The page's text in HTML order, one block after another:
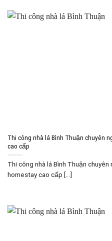
Thi công nhà lá Bình Thuận chuyên
cao cấp
Thi công nhà lá Bình Thuận
homestay cao cấp [...]